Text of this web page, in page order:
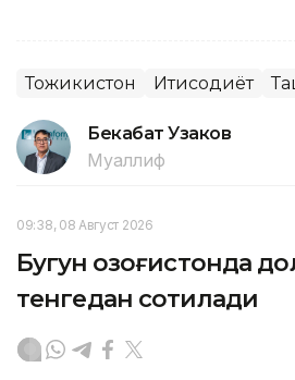
Тожикистон Иқтисодиёт
Бекабат Узаков
Муаллиф
09:38, 08 Август 2026
Бугун Қозоғистонда
тенгедан сотилади